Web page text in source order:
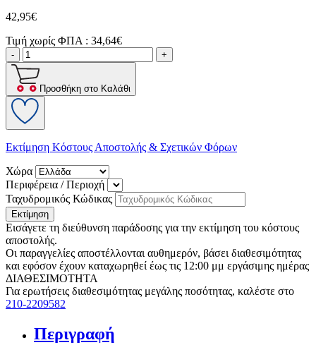
42,95€
Τιμή χωρίς ΦΠΑ : 34,64€
- +
Προσθήκη στο Καλάθι
Εκτίμηση Κόστους Αποστολής & Σχετικών Φόρων
Χώρα
Περιφέρεια / Περιοχή
Ταχυδρομικός Κώδικας
Εκτίμηση
Εισάγετε τη διεύθυνση παράδοσης για την εκτίμηση του κόστους
αποστολής.
Οι παραγγελίες αποστέλλονται αυθημερόν, βάσει διαθεσιμότητας
και εφόσον έχουν καταχωρηθεί έως τις 12:00 μμ εργάσιμης ημέρας
ΔΙΑΘΕΣΙΜΟΤΗΤΑ
Για ερωτήσεις διαθεσιμότητας μεγάλης ποσότητας, καλέστε στο
210-2209582
Περιγραφή